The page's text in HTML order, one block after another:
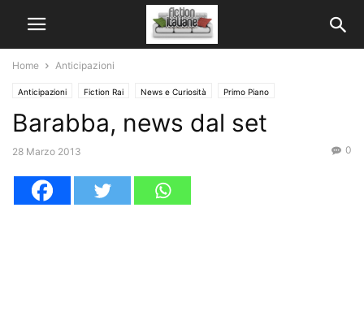
Home Anticipazioni
Anticipazioni Fiction Rai News e Curiosità Primo Piano
Barabba, news dal set
28 Marzo 2013 0